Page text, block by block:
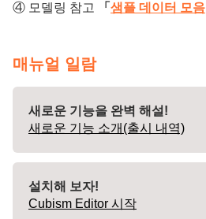
④ 모델링 참고
「 샘플 데이터 모음
매뉴얼 일람
새로운 기능을 완벽 해설!
새로운 기능 소개(출시 내역)
설치해 보자!
Cubism Editor 시작